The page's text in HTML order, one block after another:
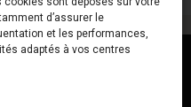
d’assurer le
et les performances,
adaptés à vos centres